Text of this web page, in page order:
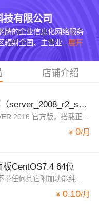
有限公司
牌的企业信息化网络服务
射全国、主营业... 展开
店铺介绍
ASP.NET运行环境（server_2008_r2_standard_x86_x64）
¥ 0/月
CentOS7.4 64位
WDCP 官方默认安装不带任何其它附加功能纯净简洁高效安装的环境有：apache 2.2.45,MYSQL:5.6 nginx 1.8.1 php 5.6 memcache redis zend
¥ 0.10/月